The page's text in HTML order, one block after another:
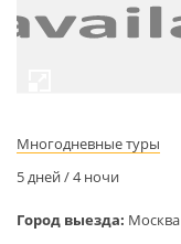
Многодневные туры
5 дней / 4 ночи
Город выезда: Москва